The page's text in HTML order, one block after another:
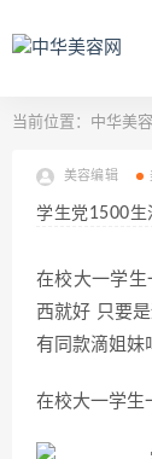
当前位置： 中华美
美容编辑
学生党1500生
在校大一学
西就好 只要
有同款滴姐妹
在校大一学生